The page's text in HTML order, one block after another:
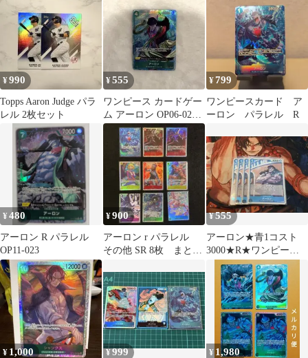
¥990
Topps Aaron Judge パラ
レル 2枚セット
¥555
ワンピース カードゲー
ム アーロン OP06-023
Rパラレル
¥799
ワンピースカード ア
ーロン パラレル R
¥480
アーロン R パラレル
OP11-023
¥900
アーロン r パラレル
その他 SR 8枚 まとめ
ド
¥555
アーロン★青1コスト
3000★R★ワンピース
カード★蒼海の七傑
¥ 1,000 ¥999 ¥ 1,980